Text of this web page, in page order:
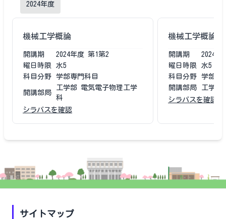
2024年度
機械工学概論
開講期 2024年度 第1第2
曜日時限
水5
科目分野
学部専門科目
開講部局
工学部 電気電子物理工学
科
シラバスを確認
機械工学概論
開講期 2024
曜日時限
水5
科目分野
学部専
開講部局
工学部
シラバスを確認
サイトマップ